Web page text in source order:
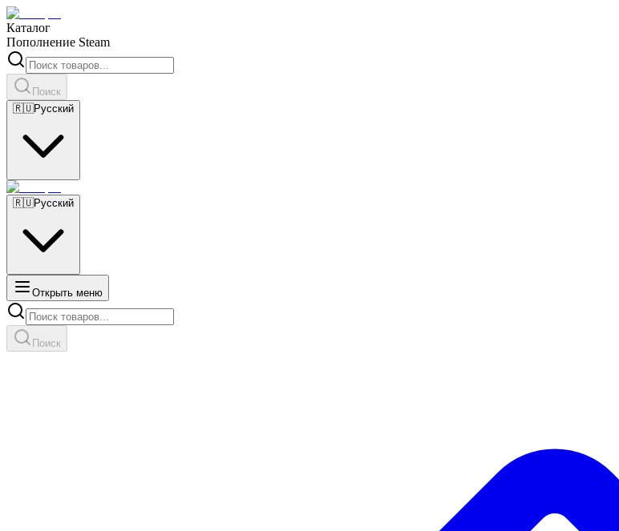
Каталог
Пополнение Steam
Поиск
🇷🇺Русский
🇷🇺Русский
Открыть меню
Поиск